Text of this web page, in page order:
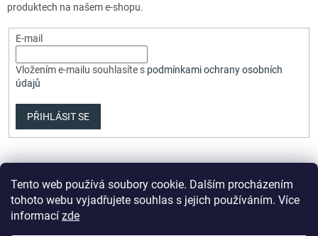
Tento web používá soubory cookie. Dalším procházením
tohoto webu vyjadřujete souhlas s jejich používáním. Více
informací zde
produktech na našem e-shopu.
E-mail
Vložením e-mailu souhlasíte s podmínkami ochrany osobních
údajů
PŘIHLÁSIT SE